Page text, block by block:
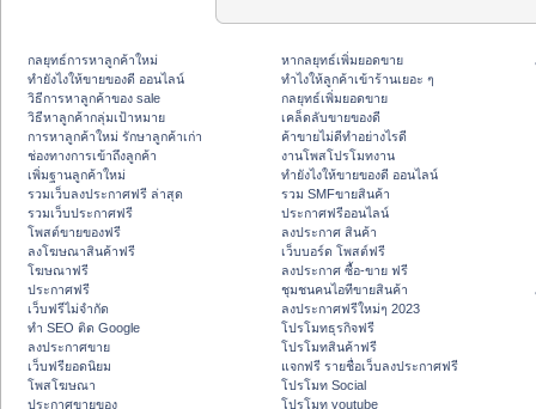
กลยุทธ์การหาลูกค้าใหม่
ทํายังไงให้ขายของดี ออนไลน์
วิธีการหาลูกค้าของ sale
วิธีหาลูกค้ากลุ่มเป้าหมาย
การหาลูกค้าใหม่ รักษาลูกค้าเก่า
ช่องทางการเข้าถึงลูกค้า
เพิ่มฐานลูกค้าใหม่
รวมเว็บลงประกาศฟรี ล่าสุด
รวมเว็บประกาศฟรี
โพสต์ขายของฟรี
ลงโฆษณาสินค้าฟรี
โฆษณาฟรี
ประกาศฟรี
เว็บฟรีไม่จำกัด
ทำ SEO ติด Google
ลงประกาศขาย
เว็บฟรียอดนิยม
โพสโฆษณา
ประกาศขายของ
หากลยุทธ์เพิ่มยอดขาย
ทําไงให้ลูกค้าเข้าร้านเยอะ ๆ
กลยุทธ์เพิ่มยอดขาย
เคล็ดลับขายของดี
ค้าขายไม่ดีทำอย่างไรดี
งานโพสโปรโมทงาน
ทํายังไงให้ขายของดี ออนไลน์
รวม SMFขายสินค้า
ประกาศฟรีออนไลน์
ลงประกาศ สินค้า
เว็บบอร์ด โพสต์ฟรี
ลงประกาศ ซื้อ-ขาย ฟรี
ชุมชนคนไอทีขายสินค้า
ลงประกาศฟรีใหม่ๆ 2023
โปรโมทธุรกิจฟรี
โปรโมทสินค้าฟรี
แจกฟรี รายชื่อเว็บลงประกาศฟรี
โปรโมท Social
โปรโมท youtube